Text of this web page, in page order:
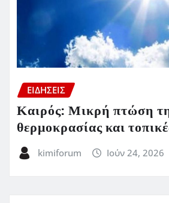
ΕΙΔΗΣΕΙΣ
Καιρός: Μικρή πτώση
θερμοκρασίας και
kimiforum Ιούν 24, 2026